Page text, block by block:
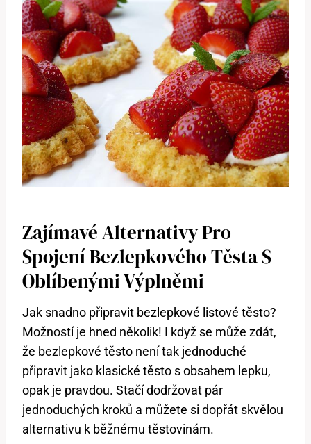
Zajímavé Alternativy Pro
Spojení Bezlepkového Těsta S
Oblíbenými Výplněmi
Jak snadno připravit bezlepkové listové těsto?
Možností je hned několik! I když se může zdát,
že bezlepkové těsto není tak jednoduché
připravit jako klasické těsto s obsahem lepku,
opak je pravdou. Stačí dodržovat pár
jednoduchých kroků a můžete si dopřát skvělou
alternativu k běžnému těstovinám.